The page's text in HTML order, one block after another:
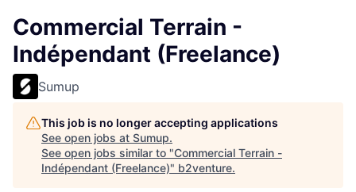
Commercial Terrain -
Indépendant (Freelance)
Sumup
This job is no longer accepting applications
See open jobs at Sumup.
See open jobs similar to "Commercial Terrain -
Indépendant (Freelance)" b2venture.